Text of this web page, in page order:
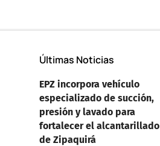
Últimas Noticias
EPZ incorpora vehículo
especializado de succión,
presión y lavado para
fortalecer el alcantarillado
de Zipaquirá